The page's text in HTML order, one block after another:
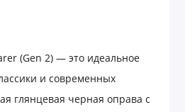
(Gen 2) — это идеальное
и современных
глянцевая черная оправа с